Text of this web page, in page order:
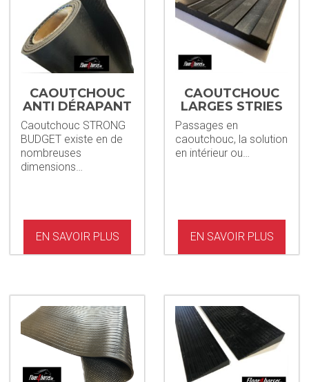
CAOUTCHOUC
ANTI DÉRAPANT
STRONG- BU
Caoutchouc STRONG
BUDGET existe en de
nombreuses
dimensions…
EN SAVOIR PLUS
CAOUTCHOUC
LARGES STRIES
6MM
Passages en
caoutchouc, la solution
en intérieur ou…
EN SAVOIR PLUS